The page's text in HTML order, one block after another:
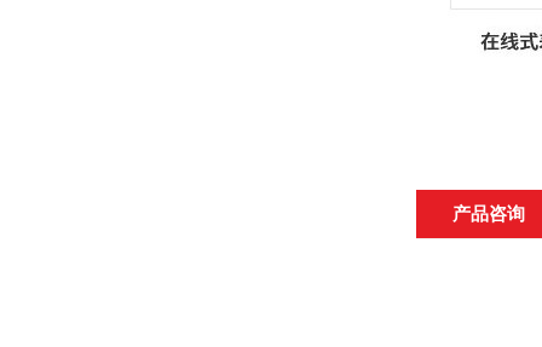
产品咨询